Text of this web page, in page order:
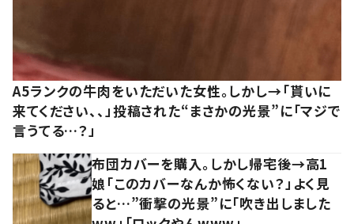
A5ランクの牛肉をいただいた女性。しかし→「貰いに
来てください、、」投稿された“まさかの光景”に「マジで
言うてる…？」
布団カバーを購入。しかし帰宅後→高1
娘「このカバーなんか怖くない？」よく見
ると…”衝撃の光景”に「吹き出しました